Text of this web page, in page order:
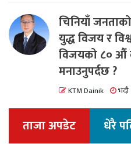
चिनियाँ
युद्ध विजय र
विजयको ८० औं
मनाउनुपर्दछ ?
KTM Dainik
ताजा अपडेट धेरै